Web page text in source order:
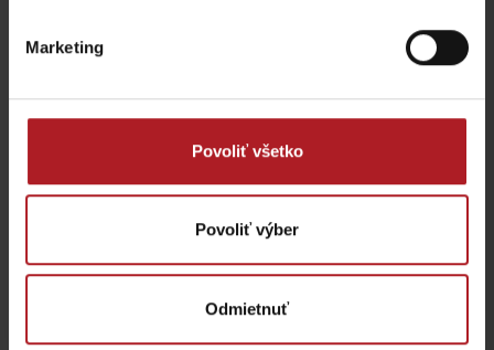
Marketing
Povoliť všetko
Povoliť výber
Odmietnuť
Kde sa ubytovať v blízkosti: